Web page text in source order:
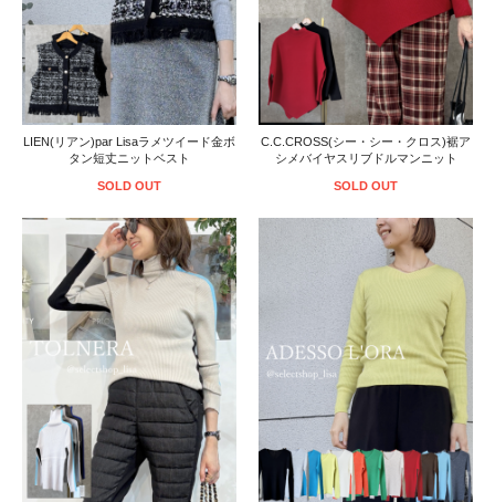
LIEN(リアン)par Lisaラメツイード金ボ
タン短丈ニットベスト
SOLD OUT
C.C.CROSS(シー・シー・クロス)裾ア
シメバイヤスリブドルマンニット
SOLD OUT